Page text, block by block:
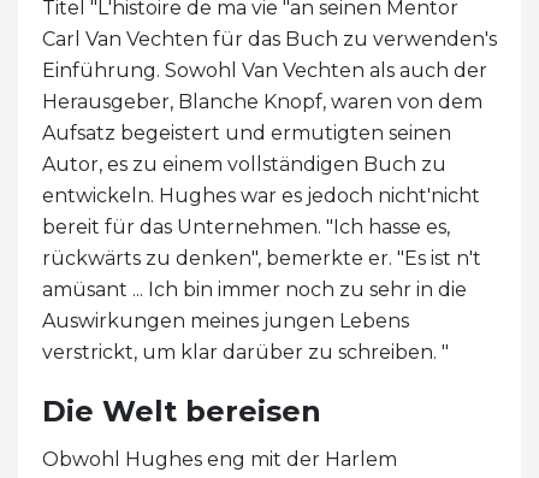
Titel "L'histoire de ma vie "an seinen Mentor
Carl Van Vechten für das Buch zu verwenden's
Einführung. Sowohl Van Vechten als auch der
Herausgeber, Blanche Knopf, waren von dem
Aufsatz begeistert und ermutigten seinen
Autor, es zu einem vollständigen Buch zu
entwickeln. Hughes war es jedoch nicht'nicht
bereit für das Unternehmen. "Ich hasse es,
rückwärts zu denken", bemerkte er. "Es ist n't
amüsant ... Ich bin immer noch zu sehr in die
Auswirkungen meines jungen Lebens
verstrickt, um klar darüber zu schreiben. "
Die Welt bereisen
Obwohl Hughes eng mit der Harlem